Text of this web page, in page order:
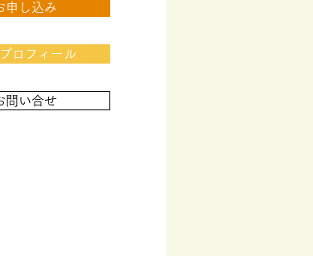
申し込み
ロフィール
問い合せ